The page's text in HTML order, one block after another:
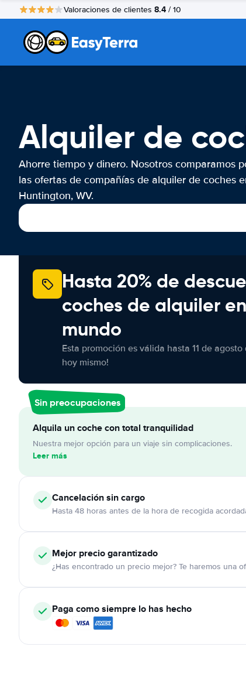
Valoraciones de clientes 8.4 / 10
Alquiler de
Ahorre tiempo y dinero. Nosotros comparamos
las ofertas de compañías de alquiler de coches
Huntington, WV.
Hasta 20% de
coches de alquiler
mundo
Esta promoción es válida hasta 11 de
hoy mismo!
Sin preocupaciones
Alquila un coche con total tranquilidad
Nuestra mejor opción para un viaje sin complicaciones.
Leer más
Cancelaciónsin cargo
Hasta 48 horas antes de la hora de recogida
Mejor precio garantizado
¿Has encontrado un precio mejor? Te haremos una
Paga como siempre lo has hecho